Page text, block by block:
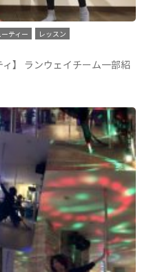
ティー
レッスン
】 ランウェイチーム一部紹